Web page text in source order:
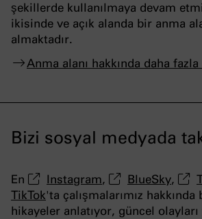
şekillerde kullanılmaya devam
ikisinde ve açık alanda bir anma
almaktadır.
Anma alanı hakkında daha
Bizi sosyal medyada
En Instagram, BlueSky,
TikTok'ta çalışmalarımız
hikayeler anlatıyor, güncel olayları